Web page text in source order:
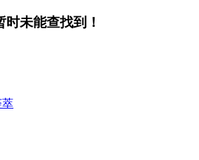
未能查找到！
萃